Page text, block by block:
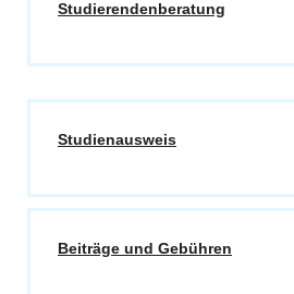
Studierendenberatung
Studienausweis
Beiträge und Gebühren